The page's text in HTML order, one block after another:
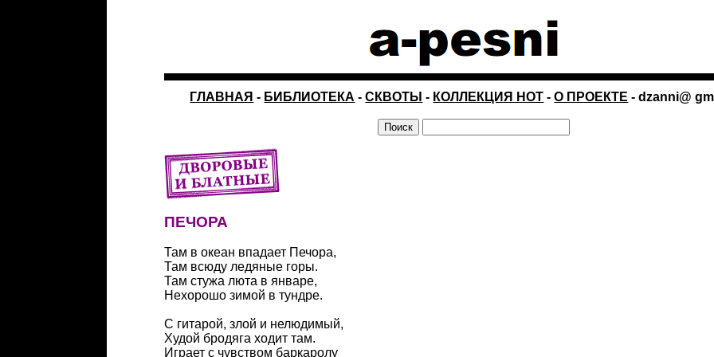
ГЛАВНАЯ - БИБЛИОТЕКА -СКВОТЫ - КОЛЛЕКЦИЯ НОТ -О ПРОЕКТЕ - dzanni@
ПЕЧОРА
Там в океан впадает Печора,
Там всюду ледяные горы.
Там стужа люта в январе,
Нехорошо зимой в тундре.
С гитарой, злой и нелюдимый,
Худой бродяга ходит там.
Играет с чувством баркаролу